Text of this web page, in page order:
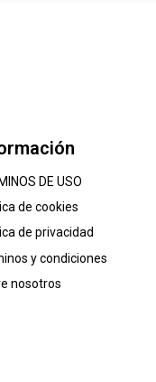
DE USO
de cookies
de privacidad
y condiciones
nosotros